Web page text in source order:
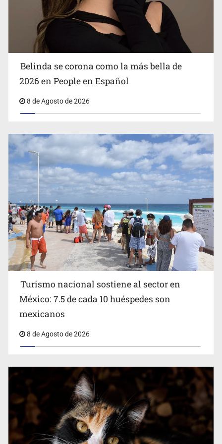
Ciclosporiasis no representa un riesgo epidemiológico
masivo
EU reanudará este sábado inspecciones de aguacate en
Michoacán
Belinda se corona como la más bella de 2026 en People
Belinda se corona como la más bella de
2026 en People en Español
8 de Agosto de 2026
Turismo nacional sostiene al sector en
México: 7.5 de cada 10 huéspedes son
mexicanos
8 de Agosto de 2026